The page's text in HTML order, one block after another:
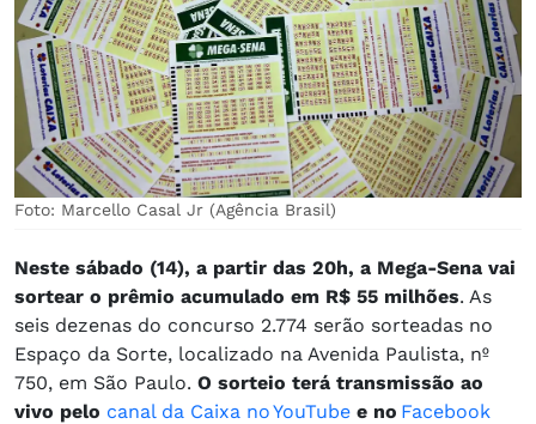
Foto: Marcello Casal Jr (Agência Brasil)
Neste sábado (14), a partir das 20h, a Mega-Sena vai
sortear o prêmio acumulado em R$ 55 milhões. As
seis dezenas do concurso 2.774 serão sorteadas no
Espaço da Sorte, localizado na Avenida Paulista, nº
750, em São Paulo. O sorteio terá transmissão ao
vivo pelo canal da Caixa no YouTube e no Facebook